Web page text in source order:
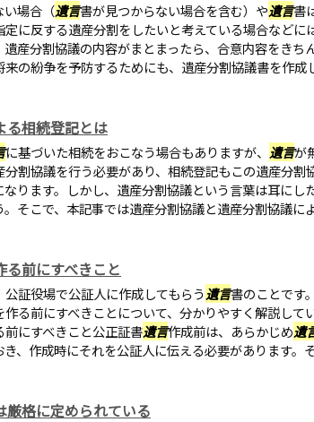
い場合（遺言書が見つからない場合を含む）や遺言書
定に反する遺産分割をしたいと考えている場合などに
産分割協議の内容がまとまったら、合意内容をきち
来の紛争を予防するためにも、遺産分割協議書を作成
る相続登記とは
に基づいた相続をおこなう場合もありますが、 遺言が
分割協議を行う必要があり、相続登記もこの遺産分割
ります。しかし、遺産分割協議という言葉は耳にし
そこで、本記事では遺産分割協議と遺産分割協議に
前にすべきこと
公証役場で公証人に作成してもらう遺言書のことです
作る前にすべきことについて、分かりやすく解説して
前にすべきこと公正証書遺言作成前は、あらかじめ遺
、作成時にそれを公証人に伝える必要があります。
厳格に定められている